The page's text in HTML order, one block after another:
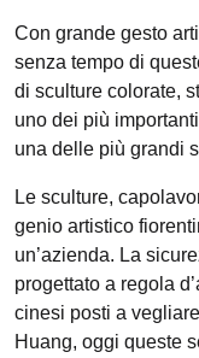
Con grande gesto
senza tempo di
di sculture colorate,
uno dei più
una delle più grandi
Le sculture,
genio artistico
un’azienda. La
progettato a regola
cinesi posti a
Huang, oggi queste